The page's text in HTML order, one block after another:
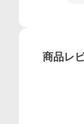
商品レ